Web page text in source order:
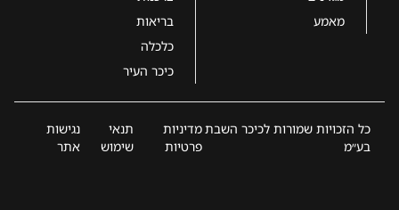
מאמע
בריאות
כלכלה
כיכר העיר
כל הזכויות שמורות לכיכר השבת
בע״מ
מדיניות
פרטיות
תנאי
שימוש
נגישות
אתר